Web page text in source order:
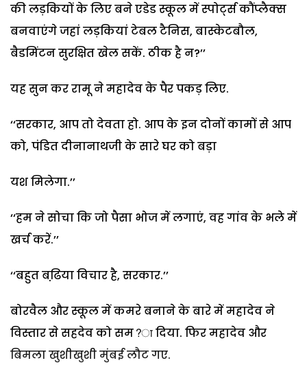
की लड़कियों के लिए बने एडेड स्कूल में स्पोर्ट्स कौंप्लैक्स
बनवाएंगे जहां लड़कियां टेबल टैनिस, बास्केटबौल,
बैडमिंटन सुरक्षित खेल सकें. ठीक है न?’’
यह सुन कर रामू ने महादेव के पैर पकड़ लिए.
‘‘सरकार, आप तो देवता हो. आप के इन दोनों कामों से आप
को, पंडित दीनानाथजी के सारे घर को बड़ा
यश मिलेगा.’’
‘‘हम ने सोचा कि जो पैसा भोज में लगाएं, वह गांव के भले में
खर्च करें.’’
‘‘बहुत बढि़या विचार है, सरकार.’’
बोरवैल और स्कूल में कमरे बनाने के बारे में महादेव ने
विस्तार से सहदेव को सम?ा दिया. फिर महादेव और
बिमला खुशीखुशी मुंबई लौट गए.